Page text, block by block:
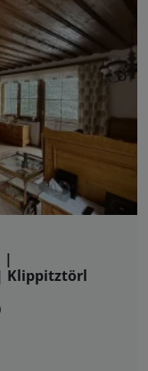
|
Klippitztörl